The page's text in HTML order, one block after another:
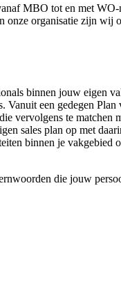
MBO tot en met
onze organisatie zijn
binnen jouw eigen
een gedegen
vervolgens te matchen
sales plan op met
binnen je vakgebied
die jouw